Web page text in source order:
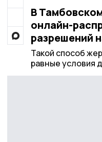
В
онлайн-
разрешений
Такой способ
равные условия